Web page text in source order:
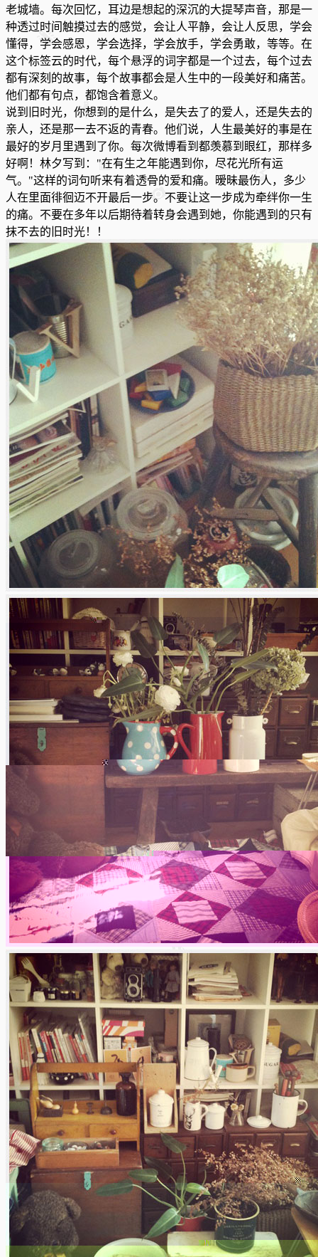
老城墙。每次回忆，耳边是想起的深沉的大提琴声音，那是一
种透过时间触摸过去的感觉，会让人平静，会让人反思，学会
懂得，学会感恩，学会选择，学会放手，学会勇敢，等等。在
这个标签云的时代，每个悬浮的词字都是一个过去，每个过去
都有深刻的故事，每个故事都会是人生中的一段美好和痛苦。
他们都有句点，都饱含着意义。
说到旧时光，你想到的是什么，是失去了的爱人，还是失去的
亲人，还是那一去不返的青春。他们说，人生最美好的事是在
最好的岁月里遇到了你。每次微博看到都羡慕到眼红，那样多
好啊！林夕写到："在有生之年能遇到你，尽花光所有运
气。"这样的词句听来有着透骨的爱和痛。暧昧最伤人，多少
人在里面徘徊迈不开最后一步。不要让这一步成为牵绊你一生
的痛。不要在多年以后期待着转身会遇到她，你能遇到的只有
抹不去的旧时光！！